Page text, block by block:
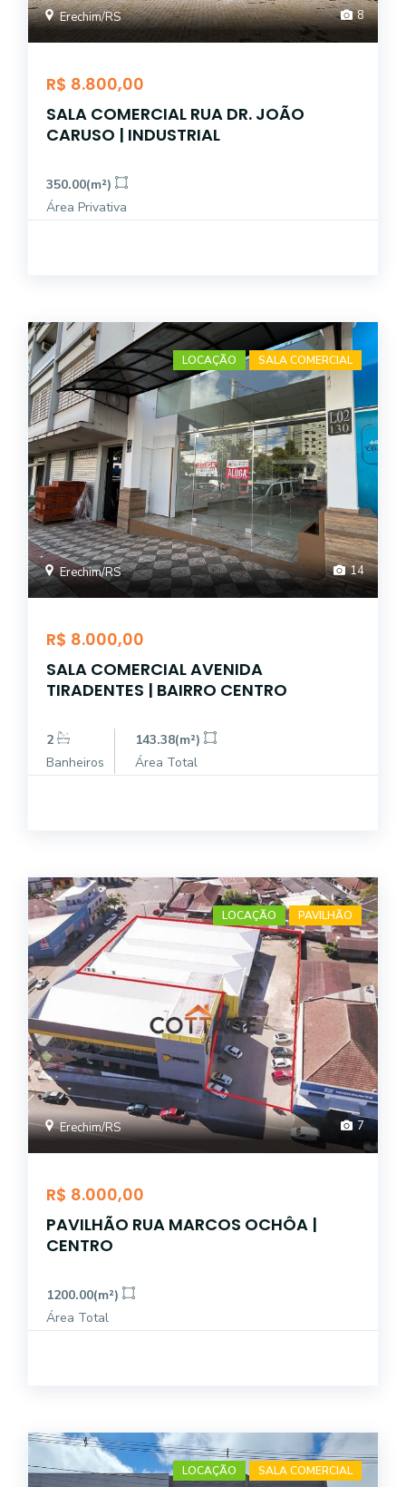
Erechim/RS 8
R$ 8.800,00
SALA COMERCIAL RUA DR. JOÃO
CARUSO | INDUSTRIAL
350.00(m²)
Área Privativa
LOCAÇÃO SALA COMERCIAL
Erechim/RS 14
R$ 8.000,00
SALA COMERCIAL AVENIDA
TIRADENTES | BAIRRO CENTRO
2
Banheiros
143.38(m²)
Área Total
LOCAÇÃO PAVILHÃO
Erechim/RS 7
R$ 8.000,00
PAVILHÃO RUA MARCOS OCHÔA |
CENTRO
1200.00(m²)
Área Total
LOCAÇÃO SALA COMERCIAL